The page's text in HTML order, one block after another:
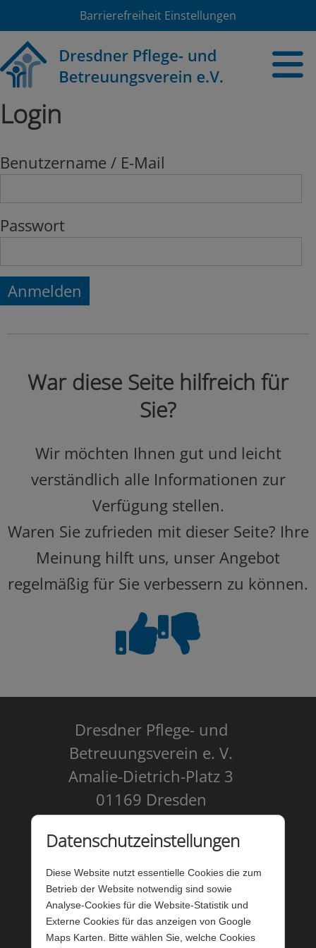
Barrierefreiheit Einstellungen
Login
Benutzername / E-Mail
Passwort
War diese Seite hilfreich für
Sie?
Wir möchten Ihnen gut und leicht
verständlich alle Informationen zur
Verfügung stellen.
Waren Sie zufrieden mit dieser Seite? Ihre
Meinung hilft uns, unser Angebot
regelmäßig für Sie verbessern zu können.
Dresdner Pflege- und
Betreuungsverein e. V.
Amalie-Dietrich-Platz 3
01169 Dresden
Kontakt
Datenschutz
Barrierefreiheit
Barriere melden
Datenschutzeinstellungen
Diese Website nutzt essentielle Cookies die zum
Betrieb der Website notwendig sind sowie
Analyse-Cookies für die Website-Statistik und
Externe Cookies für das anzeigen von Google
Maps Karten. Bitte wählen Sie, welche Cookies